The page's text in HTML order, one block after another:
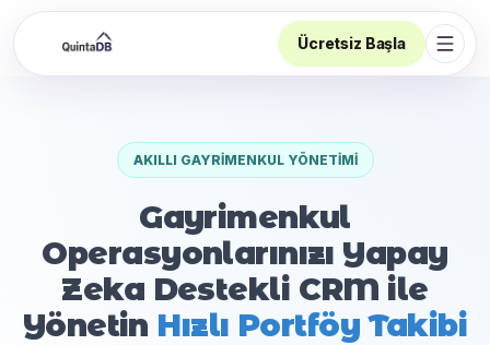
Ücretsiz Başla
AKILLI GAYRIMENKUL YÖNETIMI
Gayrimenkul
Operasyonlarınızı Yapay
Zeka Destekli CRM ile
Yönetin Hızlı Portföy Takibi